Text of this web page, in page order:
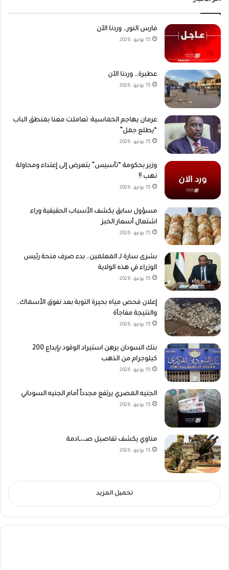
فارس النور… وردنا الآن
15 يونيو، 2026
عطبرة… وردنا الآن
15 يونيو، 2026
عرمان يهاجم الخماسية: تعاملت معنا بمنطق الباب
“يطلع جمل”
15 يونيو، 2026
وزير بحكومة “تأسيس” يتعرض إلى إعتداء ومحاولة
نهب !!
15 يونيو، 2026
مسؤول سابق يكشف الأسباب الحقيقية وراء
اشتعال أسعار الخبز
15 يونيو، 2026
بشرى سارة لـ المعلمين.. بدء صرف منحة رئيس
الوزراء في هذه الولاية
15 يونيو، 2026
إعلان فحص مياه بحيرة النوبة بعد نفوق الأسماك..
والنتيجة مفاجأة
15 يونيو، 2026
بنك السودان يرهن استيراد الوقود بإيداع 200
كيلوجرام من الذهب
15 يونيو، 2026
الجنيه المصري يرتفع مجدداً أمام الجنيه السوداني
15 يونيو، 2026
مناوي يكشف تفاصيل صـ،،ـادمة
15 يونيو، 2026
تحميل المزيد